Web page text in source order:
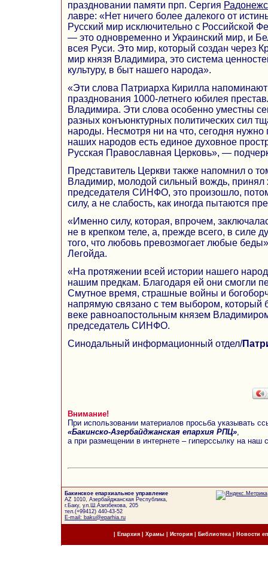
праздновании памяти прп. Сергия
лавре: «Нет ничего более далекого от
Русский мир исключительно с Российской
— это одновременно и Украинский мир, и
всея Руси. Это мир, который создан через
мир князя Владимира, это система
культуру, в быт нашего народа».
«Эти слова Патриарха Кирилла
празднования 1000-летнего юбилея
Владимира. Эти слова особенно уместны
разных конъюнктурных политических сил
народы. Несмотря ни на что, сегодня нужно
наших народов есть единое духовное
Русская Православная Церковь», —
Представитель Церкви также напомнил о
Владимир, молодой сильный вождь, принял
председателя СИНФО, это произошло,
силу, а не слабость, как иногда пытаются
«Именно силу, которая, впрочем,
не в крепком теле, а, прежде всего, в силе
того, что любовь превозмогает любые
Легойда.
«На протяжении всей истории нашего
нашим предкам. Благодаря ей они смогли
Смутное время, страшные войны и
напрямую связано с тем выбором, который
веке равноапостольным князем
председатель СИНФО.
Синодальный информационный отдел/
Внимание!
При использовании материалов просьба указывать
«Бакинско-Азербайджанская епархия РПЦ»
а при размещении в интернете – гиперссылку на наш
Бакинское епархиальное управление
AZ 1010, Азербайджанская Республика,
г.Баку, ул.Ш.Азизбекова, 205
тел.(+99412) 440-43-52
E-mail: baku@eparhia.ru
Епархия| Храмы История| Библиотека Новости